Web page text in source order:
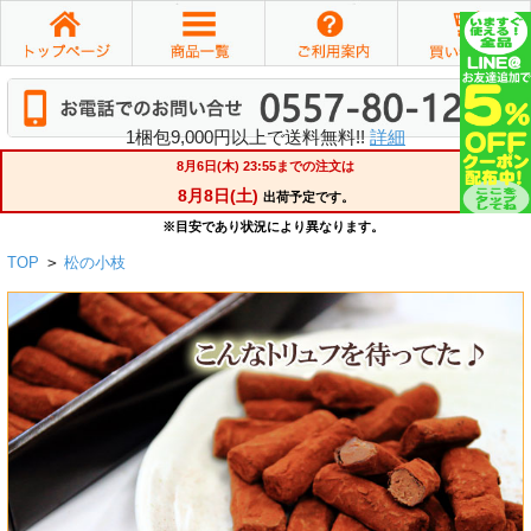
1梱包9,000円以上で送料無料!!詳細
TOP > 松の小枝